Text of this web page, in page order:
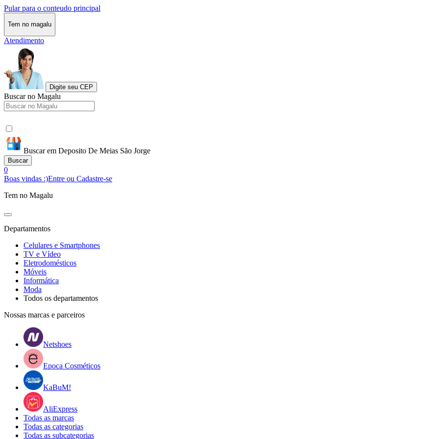
Pular para o conteudo principal
Tem no magalu
Atendimento
Digite seu CEP
Buscar no Magalu
Buscar em Deposito De Meias São Jorge
Buscar
0
Boas vindas :)Entre ou Cadastre-se
Tem no Magalu
Departamentos
Celulares e Smartphones
TV e Vídeo
Eletrodomésticos
Móveis
Informática
Moda
Todos os departamentos
Nossas marcas e parceiros
Netshoes
Epoca Cosméticos
KaBuM!
AliExpress
Todas as marcas
Todas as categorias
Todas as subcategorias